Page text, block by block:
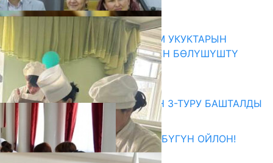
ҮЧҮН БОРБОР АЧЫЛДЫ
06.08.2026
КЫРГЫЗ ЭКСПЕРТТЕРИ АДАМ УКУКТАРЫН
ОКУТУУ ТАЖРЫЙБАСЫ МЕНЕН БӨЛҮШҮШТҮ
06.08.2026
Абитуриент
ЖОЖДОРГО КАБЫЛ АЛУУНУН 3-ТУРУ БАШТАЛДЫ
27.07.2026
ӨЗҮҢДҮН КЕЛЕЧЕГИҢ ҮЧҮН БҮГҮН ОЙЛОН!
20.07.2026